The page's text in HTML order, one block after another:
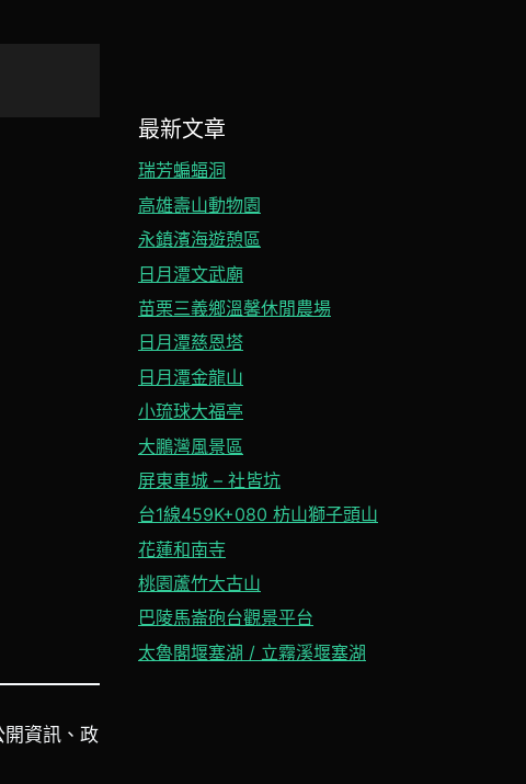
資訊、政
最新文章
瑞芳蝙蝠洞
高雄壽山動物園
永鎮濱海遊憩區
日月潭文武廟
苗栗三義鄉溫馨休閒農場
日月潭慈恩塔
日月潭金龍山
小琉球大福亭
大鵬灣風景區
屏東車城 – 社皆坑
台1線459K+080 枋山獅子頭山
花蓮和南寺
桃園蘆竹大古山
巴陵馬崙砲台觀景平台
太魯閣堰塞湖 / 立霧溪堰塞湖